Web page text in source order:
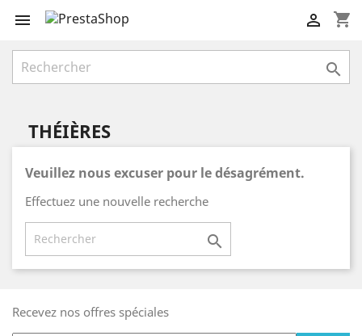
 shopping_cart


THÉIÈRES
Veuillez nous excuser pour le désagrément.
Effectuez une nouvelle recherche

Recevez nos offres spéciales